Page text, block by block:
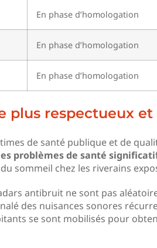
En phase d’homologation
En phase d’homologation
En phase d’homologation
plus respectueux et
de santé publique et de
problèmes de santé
sommeil chez les riverains
antibruit ne sont pas
des nuisances sonores
se sont mobilisés pour